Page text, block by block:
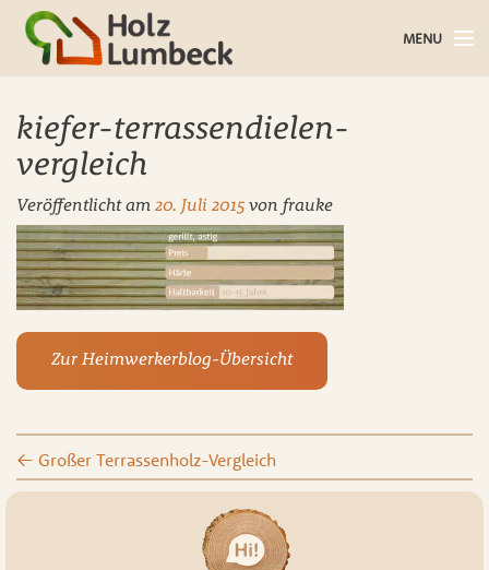
MENU
Holz im Garten
Bauholz
Baustoffe
Blog
Kontakt
kiefer-terrassendielen-
vergleich
Veröffentlicht am 20. Juli 2015 von frauke
Zur Heimwerkerblog-Übersicht
← Großer Terrassenholz-Vergleich